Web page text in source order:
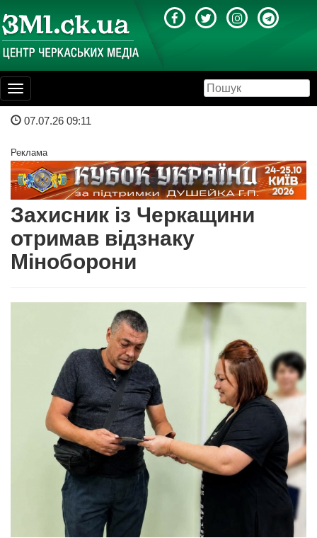
Toggle
navigation
07.07.26 09:11
Реклама
Захисник із Черкащини
отримав відзнаку
Міноборони